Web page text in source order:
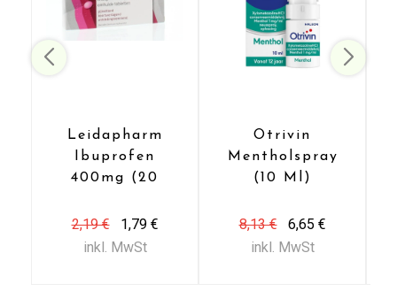
Kontaktieren Sie uns
Leidapharm
Ibuprofen
400mg (20
2,19 €
1,79 €
inkl. MwSt
Otrivin
Mentholspray
(10 Ml)
8,13 €
6,65 €
inkl. MwSt